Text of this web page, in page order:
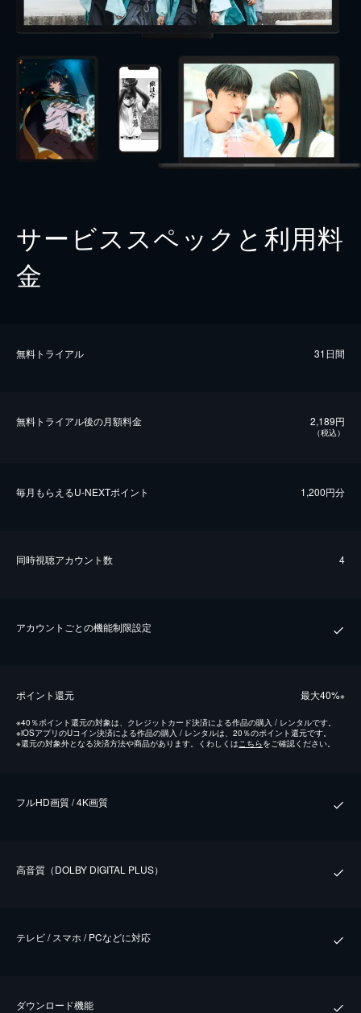
サービススペックと利用料
金
無料トライアル 31日間
無料トライアル後の⽉額料金 2,189円
（税込）
毎⽉もらえるU-NEXTポイント 1,200円分
同時視聴アカウント数 4
アカウントごとの機能制限設定
ポイント還元 最⼤40%※
※40％ポイント還元の対象は、クレジットカード決済による作品の購入 / レンタルです。
※iOSアプリのUコイン決済による作品の購入 / レンタルは、20％のポイント還元です。
※還元の対象外となる決済方法や商品があります。くわしくはこちらをご確認ください。
フルHD画質 / 4K画質
⾼⾳質（DOLBY DIGITAL PLUS）
テレビ / スマホ / PCなどに対応
ダウンロード機能